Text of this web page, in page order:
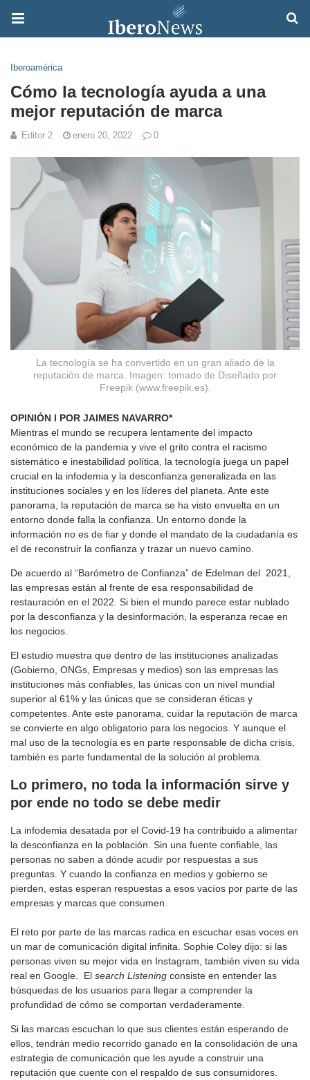
Iberoamérica
Cómo la tecnología ayuda a una
mejor reputación de marca
Editor 2 enero 20, 2022 0
La tecnología se ha convertido en un gran aliado de la
reputación de marca. Imagen: tomado de Diseñado por
Freepik (www.freepik.es).
OPINIÓN l POR JAIMES NAVARRO*
Mientras el mundo se recupera lentamente del impacto
económico de la pandemia y vive el grito contra el racismo
sistemático e inestabilidad política, la tecnología juega un papel
crucial en la infodemia y la desconfianza generalizada en las
instituciones sociales y en los líderes del planeta. Ante este
panorama, la reputación de marca se ha visto envuelta en un
entorno donde falla la confianza. Un entorno donde la
información no es de fiar y donde el mandato de la ciudadanía es
el de reconstruir la confianza y trazar un nuevo camino.
De acuerdo al “Barómetro de Confianza” de Edelman del 2021,
las empresas están al frente de esa responsabilidad de
restauración en el 2022. Si bien el mundo parece estar nublado
por la desconfianza y la desinformación, la esperanza recae en
los negocios.
El estudio muestra que dentro de las instituciones analizadas
(Gobierno, ONGs, Empresas y medios) son las empresas las
instituciones más confiables, las únicas con un nivel mundial
superior al 61% y las únicas que se consideran éticas y
competentes. Ante este panorama, cuidar la reputación de marca
se convierte en algo obligatorio para los negocios. Y aunque el
mal uso de la tecnología es en parte responsable de dicha crisis,
también es parte fundamental de la solución al problema.
Lo primero, no toda la información sirve y
por ende no todo se debe medir
La infodemia desatada por el Covid-19 ha contribuido a alimentar
la desconfianza en la población. Sin una fuente confiable, las
personas no saben a dónde acudir por respuestas a sus
preguntas. Y cuando la confianza en medios y gobierno se
pierden, estas esperan respuestas a esos vacíos por parte de las
empresas y marcas que consumen.
El reto por parte de las marcas radica en escuchar esas voces en
un mar de comunicación digital infinita. Sophie Coley dijo: si las
personas viven su mejor vida en Instagram, también viven su vida
real en Google. El search Listening consiste en entender las
búsquedas de los usuarios para llegar a comprender la
profundidad de cómo se comportan verdaderamente.
Si las marcas escuchan lo que sus clientes están esperando de
ellos, tendrán medio recorrido ganado en la consolidación de una
estrategia de comunicación que les ayude a construir una
reputación que cuente con el respaldo de sus consumidores.